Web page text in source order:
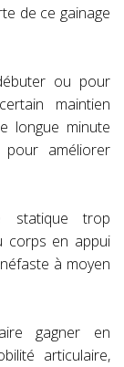
de ce gainage
ou pour
maintien
longue minute
pour améliorer
statique trop
corps en appui
à moyen
gagner en
articulaire,